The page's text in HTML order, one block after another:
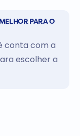
PARA O
conta com a
escolher a